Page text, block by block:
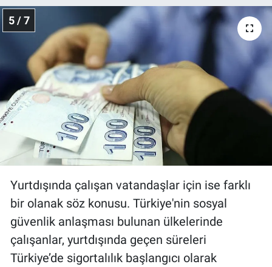
5 / 7
Yurtdışında çalışan vatandaşlar için ise farklı
bir olanak söz konusu. Türkiye'nin sosyal
güvenlik anlaşması bulunan ülkelerinde
çalışanlar, yurtdışında geçen süreleri
Türkiye’de sigortalılık başlangıcı olarak